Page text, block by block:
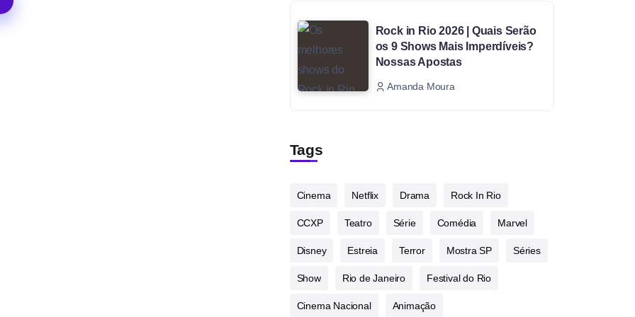
Rock in Rio 2026 | Quais Serão
os 9 Shows Mais Imperdíveis?
Nossas Apostas
Amanda Moura
Tags
Cinema Netflix Drama Rock In Rio
CCXP Teatro Série Comédia Marvel
Disney Estreia Terror Mostra SP Séries
Show Rio de Janeiro Festival do Rio
Cinema Nacional Animação